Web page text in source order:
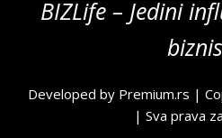
BIZLife – Jedini
Developed by Premium.rs |
| Sva prava